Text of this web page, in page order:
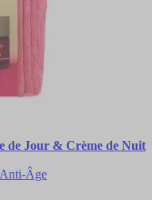
de Jour & Crème de Nuit
Âge